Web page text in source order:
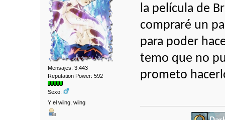
Mensajes: 3.443
Reputation Power: 592
Sexo:
Y el wiing, wiing
la película de
compraré un
para poder
temo que no
prometo